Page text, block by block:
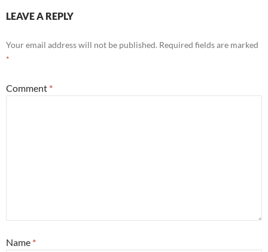
LEAVE A REPLY
Your email address will not be published. Required fields are marked
*
Comment *
Name *